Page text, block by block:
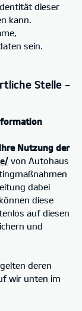
dieser
kann.
sein.
Stelle -
Nutzung der
von Autohaus
dabei
diese
auf diesen
und
deren
wir unten im